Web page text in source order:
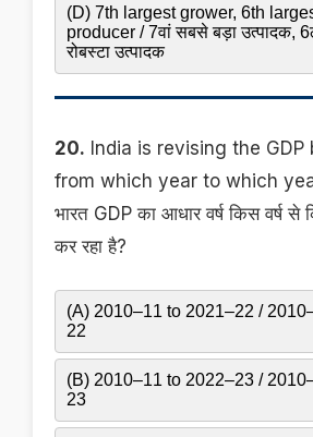
(D) 7th largest grower, 6th
producer / 7वां सबसे बड़ा उत्पादक,
रोबस्टा उत्पादक
20. India is revising the GDP
from which year to which
भारत GDP का आधार वर्ष किस वर्ष से
कर रहा है?
(A) 2010–11 to 2021–22 /
22
(B) 2010–11 to 2022–23 /
23